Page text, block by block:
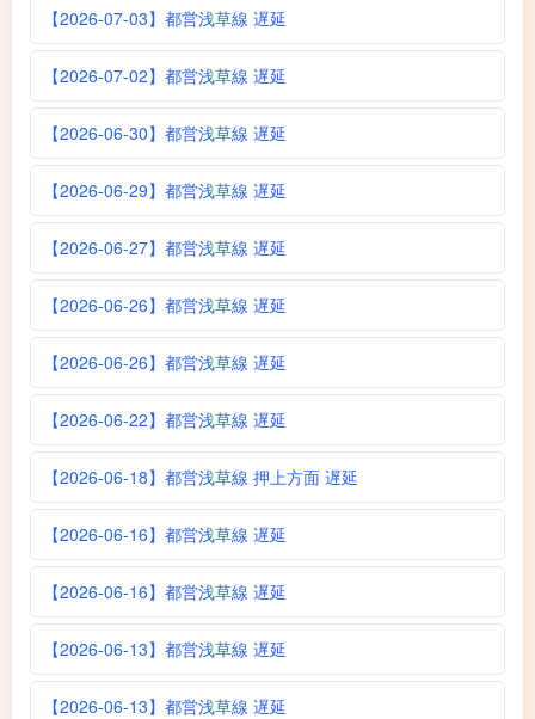
【2026-07-03】都営浅草線 遅延
【2026-07-02】都営浅草線 遅延
【2026-06-30】都営浅草線 遅延
【2026-06-29】都営浅草線 遅延
【2026-06-27】都営浅草線 遅延
【2026-06-26】都営浅草線 遅延
【2026-06-26】都営浅草線 遅延
【2026-06-22】都営浅草線 遅延
【2026-06-18】都営浅草線 押上方面 遅延
【2026-06-16】都営浅草線 遅延
【2026-06-16】都営浅草線 遅延
【2026-06-13】都営浅草線 遅延
【2026-06-13】都営浅草線 遅延